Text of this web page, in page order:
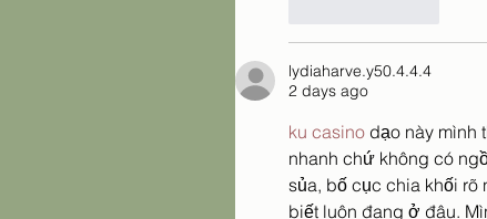
lydiaharve.y50.4.4.4
2 days ago
ku casino dạo này mình
nhanh chứ không có
sủa, bố cục chia khối rõ
biết luôn đang ở đâu.